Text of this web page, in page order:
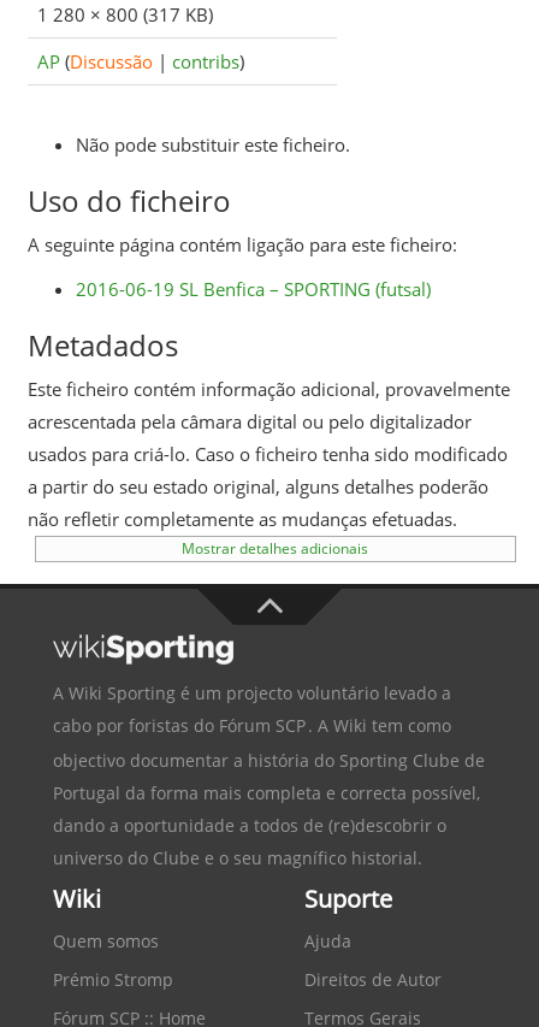
1 280 × 800 (317 KB)
AP (Discussão| contribs)
Não pode substituir este ficheiro.
Uso do ficheiro
A seguinte página contém ligação para este ficheiro:
2016-06-19 SL Benfica – SPORTING (futsal)
Metadados
Este ficheiro contém informação adicional, provavelmente
acrescentada pela câmara digital ou pelo digitalizador
usados para criá-lo. Caso o ficheiro tenha sido modificado
a partir do seu estado original, alguns detalhes poderão
não refletir completamente as mudanças efetuadas.
Mostrar detalhes adicionais
A Wiki Sporting é um projecto voluntário levado a
cabo por foristas do Fórum SCP. A Wiki tem como
objectivo documentar a história do Sporting Clube de
Portugal da forma mais completa e correcta possível,
dando a oportunidade a todos de (re)descobrir o
universo do Clube e o seu magnífico historial.
Wiki
Quem somos
Prémio Stromp
Fórum SCP :: Home
Suporte
Ajuda
Direitos de Autor
Termos Gerais